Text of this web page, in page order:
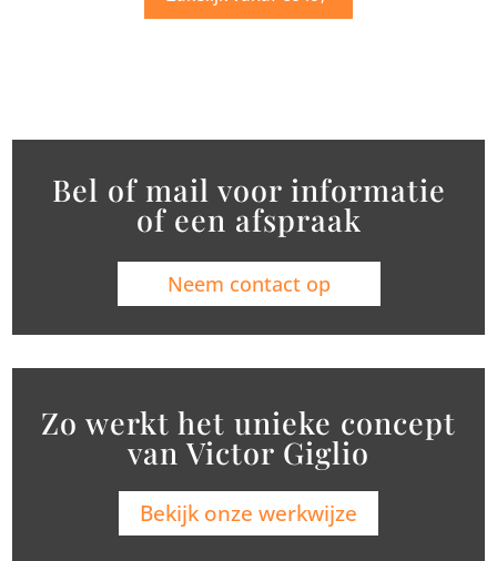
Bel of mail voor informatie
of een afspraak
Neem contact op
Zo werkt het unieke concept
van Victor Giglio
Bekijk onze werkwijze